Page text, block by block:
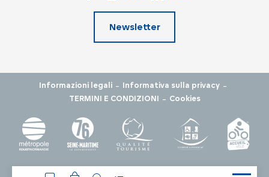
Newsletter
Informazioni legali - Informativa sulla privacy -
TERMINI E CONDIZIONI - Cookies